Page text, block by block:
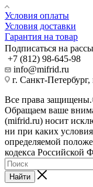
Условия оплаты
Условия доставки
Гарантия на товар
Подписаться на
+7 (812) 98-645-98
info@mifrid.ru
г. Санкт-
Все права
Обращаем ваше
(mifrid.ru) носит
ни при каких
определяемой
кодекса Российской
Найти